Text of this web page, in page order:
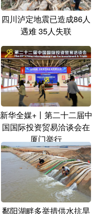
四川泸定地震已造成86人
遇难 35人失联
新华全媒+丨第二十二届中
国国际投资贸易洽谈会在
厦门举行
鄱阳湖畔多举措供水抗旱